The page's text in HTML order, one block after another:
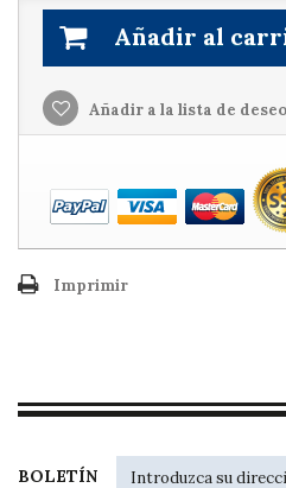
Añadir al
Añadir a la lista de
Imprimir
BOLETÍN